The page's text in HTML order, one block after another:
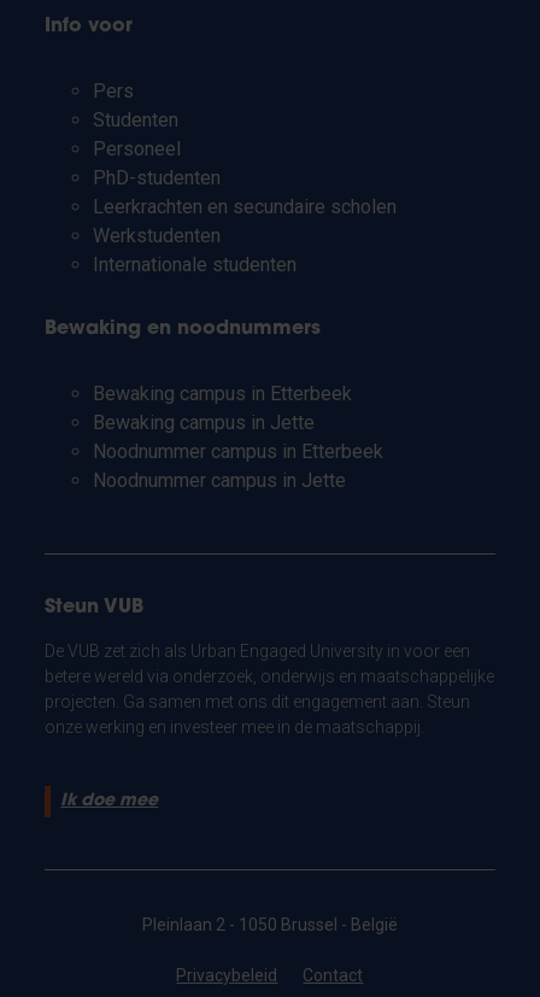
Info voor
Pers
Studenten
Personeel
PhD-studenten
Leerkrachten en secundaire scholen
Werkstudenten
Internationale studenten
Bewaking en noodnummers
Bewaking campus in Etterbeek
Bewaking campus in Jette
Noodnummer campus in Etterbeek
Noodnummer campus in Jette
Steun VUB
De VUB zet zich als Urban Engaged University in voor een
betere wereld via onderzoek, onderwijs en maatschappelijke
projecten. Ga samen met ons dit engagement aan. Steun
onze werking en investeer mee in de maatschappij.
Ik doe mee
Pleinlaan 2 - 1050 Brussel - België
Privacybeleid Contact